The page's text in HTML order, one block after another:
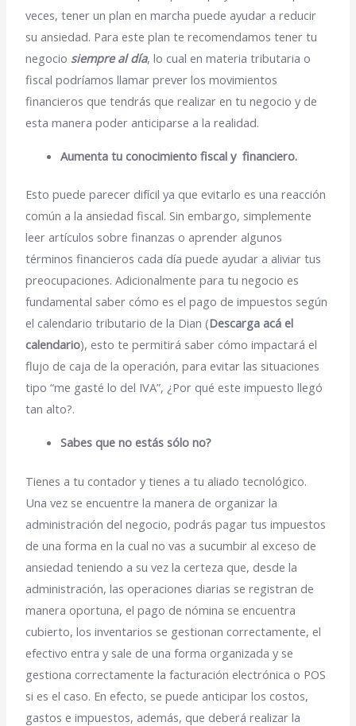
veces, tener un plan en marcha puede ayudar a reducir
su ansiedad. Para este plan te recomendamos tener tu
negocio siempre al día, lo cual en materia tributaria o
fiscal podríamos llamar prever los movimientos
financieros que tendrás que realizar en tu negocio y de
esta manera poder anticiparse a la realidad.
Aumenta tu conocimiento fiscal y financiero.
Esto puede parecer difícil ya que evitarlo es una reacción
común a la ansiedad fiscal. Sin embargo, simplemente
leer artículos sobre finanzas o aprender algunos
términos financieros cada día puede ayudar a aliviar tus
preocupaciones. Adicionalmente para tu negocio es
fundamental saber cómo es el pago de impuestos según
el calendario tributario de la Dian (Descarga acá el
calendario), esto te permitirá saber cómo impactará el
flujo de caja de la operación, para evitar las situaciones
tipo “me gasté lo del IVA”, ¿Por qué este impuesto llegó
tan alto?.
Sabes que no estás sólo no?
Tienes a tu contador y tienes a tu aliado tecnológico.
Una vez se encuentre la manera de organizar la
administración del negocio, podrás pagar tus impuestos
de una forma en la cual no vas a sucumbir al exceso de
ansiedad teniendo a su vez la certeza que, desde la
administración, las operaciones diarias se registran de
manera oportuna, el pago de nómina se encuentra
cubierto, los inventarios se gestionan correctamente, el
efectivo entra y sale de una forma organizada y se
gestiona correctamente la facturación electrónica o POS
si es el caso. En efecto, se puede anticipar los costos,
gastos e impuestos, además, que deberá realizar la